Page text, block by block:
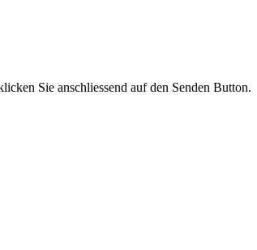
Sie anschliessend auf den Senden Button.